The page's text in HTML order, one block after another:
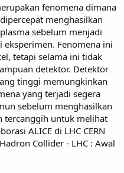
fenomena dimana
menghasilkan
sebelum menjadi
Fenomena ini
tetapi selama ini tidak
detektor. Detektor
tinggi memungkinkan
yang terjadi segera
sebelum menghasilkan
tercanggih untuk melihat
ALICE di LHC CERN
Collider - LHC : Awal